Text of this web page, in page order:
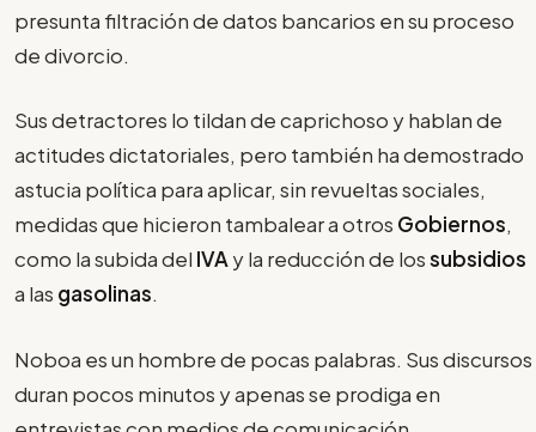
presunta filtración de datos bancarios en su proceso
de divorcio.
Sus detractores lo tildan de caprichoso y hablan de
actitudes dictatoriales, pero también ha demostrado
astucia política para aplicar, sin revueltas sociales,
medidas que hicieron tambalear a otros Gobiernos,
como la subida del IVA y la reducción de lossubsidios
a las gasolinas.
Noboa es un hombre de pocas palabras. Sus discursos
duran pocos minutos y apenas se prodiga en